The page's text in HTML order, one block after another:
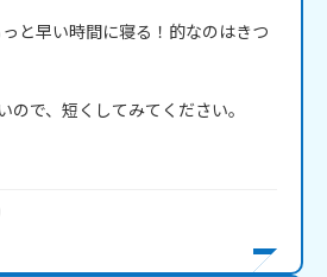
と早い時間に寝る！的なのはきつ
ので、短くしてみてください。